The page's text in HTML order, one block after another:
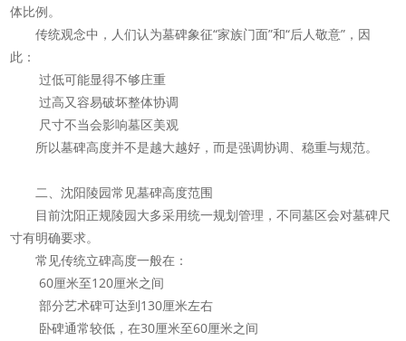
体比例。
传统观念中，人们认为墓碑象征“家族门面”和“后人敬意”，因
此：
过低可能显得不够庄重
过高又容易破坏整体协调
尺寸不当会影响墓区美观
所以墓碑高度并不是越大越好，而是强调协调、稳重与规范。
二、沈阳陵园常见墓碑高度范围
目前沈阳正规陵园大多采用统一规划管理，不同墓区会对墓碑尺
寸有明确要求。
常见传统立碑高度一般在：
60厘米至120厘米之间
部分艺术碑可达到130厘米左右
卧碑通常较低，在30厘米至60厘米之间